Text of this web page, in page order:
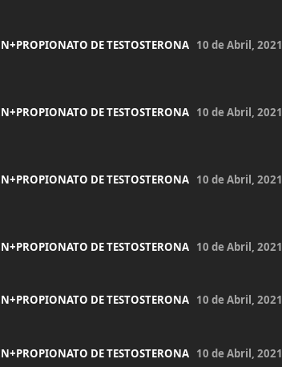
DE TESTOSTERONA 10 de Abril, 2021
DE TESTOSTERONA 10 de Abril, 2021
DE TESTOSTERONA 10 de Abril, 2021
DE TESTOSTERONA 10 de Abril, 2021
DE TESTOSTERONA 10 de Abril, 2021
DE TESTOSTERONA 10 de Abril, 2021